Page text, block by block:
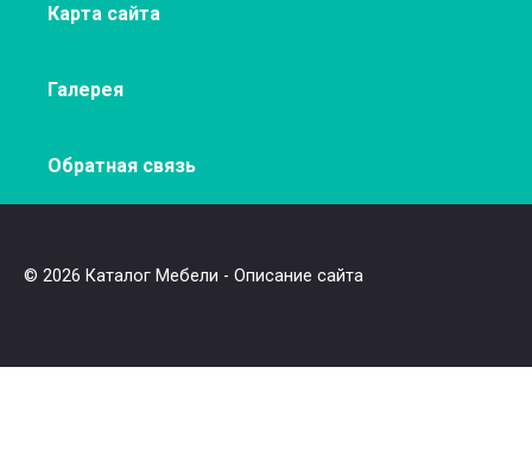
Карта сайта
Галерея
Обратная связь
© 2026 Каталог Мебели - Описание сайта